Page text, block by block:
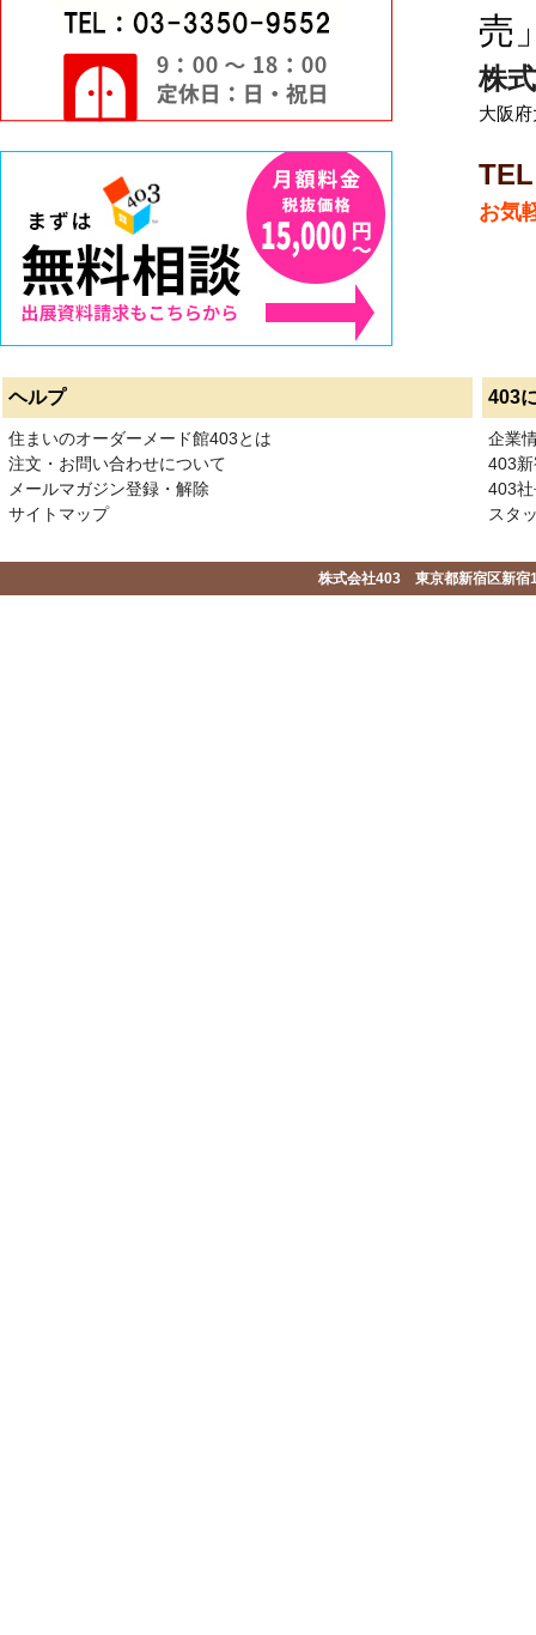
売
株
大阪
お気
ヘルプ 403
住まいのオーダーメード館403とは
注文・お問い合わせについて
メールマガジン登録・解除
サイトマップ
企業
403
403
スタ
株式会社403 東京都新宿区新